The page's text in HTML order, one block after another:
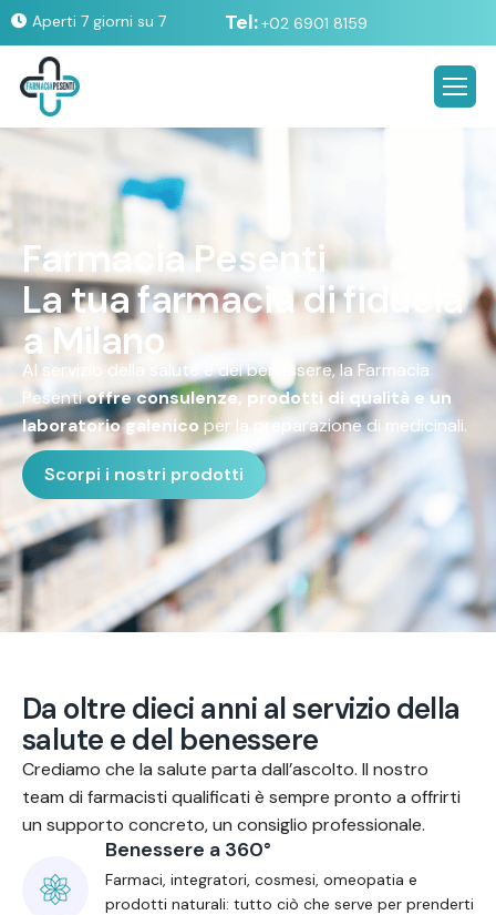
Aperti 7 giorni su 7 Tel:+02 6901 8159
Farma aPes en ti
Latuafarmaciadifid uc ia
a Mi ano
Al servizio della salute e del benessere, la Farmacia
Pesentioffre consulenze, prodotti di qualità e un
laboratorio galenicoper la preparazione di medicinali.
Scorpi i nostri prodotti
Da oltre dieci anni alservizio della
salute e del benessere
Crediamo che la salute parta dall’ascolto. Il nostro
team di farmacisti qualificati è sempre pronto a offrirti
un supporto concreto, un consiglio professionale.
Benessere a 360°
Farmaci, integratori, cosmesi, omeopatia e
prodotti naturali: tutto ciò che serve per prenderti